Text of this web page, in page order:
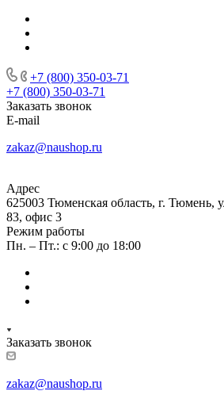
+7 (800) 350-03-71
+7 (800) 350-03-71
Заказать звонок
E-mail
zakaz@naushop.ru
Адрес
625003 Тюменская область, г. Тюмень,
83, офис 3
Режим работы
Пн. – Пт.: с 9:00 до 18:00
Заказать звонок
zakaz@naushop.ru